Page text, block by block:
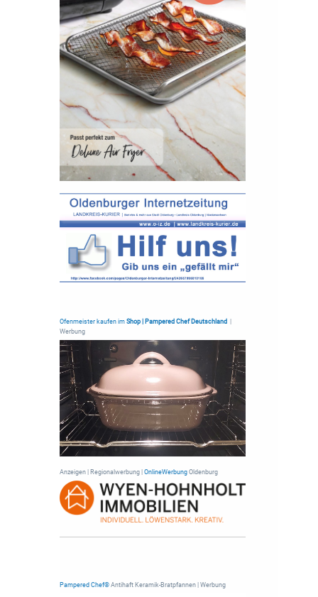
Ofenmeister kaufen im Shop | Pampered Chef Deutschland
Werbung
Anzeigen | Regionalwerbung | OnlineWerbungOldenburg
Pampered Chef®Antihaft Keramik-Bratpfannen | Werbung